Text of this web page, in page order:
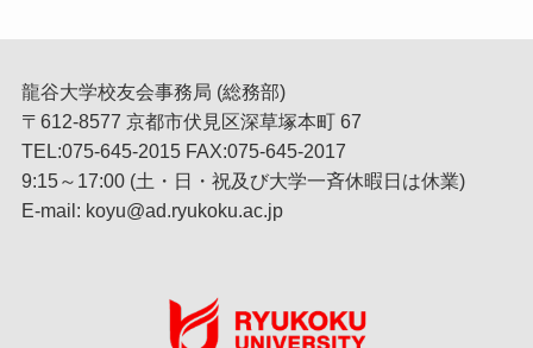
龍谷大学校友会事務局 (総務部)
〒612-8577 京都市伏見区深草塚本町 67
TEL:075-645-2015 FAX:075-645-2017
9:15～17:00 (土・日・祝及び大学一斉休暇日は休業)
E-mail: koyu@ad.ryukoku.ac.jp